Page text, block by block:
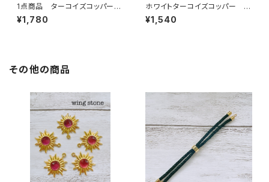
1点商品 ターコイズコッパー
1カン
¥1,780
ホワイトターコイズコッパー 雫
型 1カン
¥1,540
その他の商品